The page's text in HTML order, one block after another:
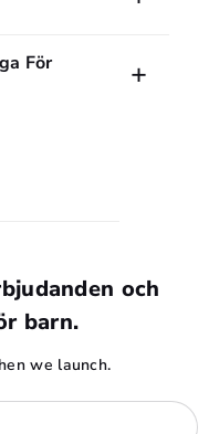
många kemikalier.
de är CE-märkta och
För
och
barn.
we launch.